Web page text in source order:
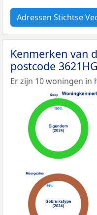
Adressen Stichtse
Kenmerken van
postcode 3621HG
Er zijn 10 woningen in